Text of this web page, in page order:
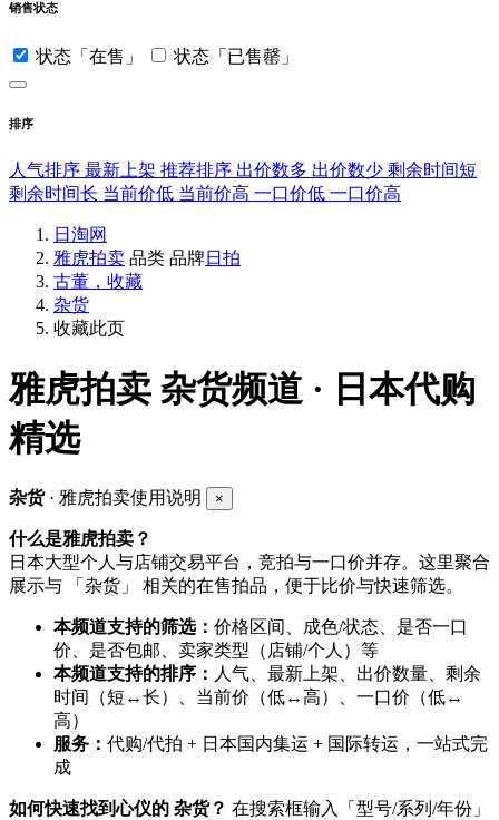
销售状态
状态「在售」 状态「已售罄」
排序
人气排序 最新上架 推荐排序 出价数多 出价数少 剩余时间短
剩余时间长 当前价低 当前价高 一口价低 一口价高
日淘网
雅虎拍卖 品类 品牌日拍
古董，收藏
杂货
收藏此页
雅虎拍卖 杂货频道 · 日本代购
精选
杂货· 雅虎拍卖使用说明 ×
什么是雅虎拍卖？
日本大型个人与店铺交易平台，竞拍与一口价并存。这里聚合
展示与 「杂货」 相关的在售拍品，便于比价与快速筛选。
本频道支持的筛选： 价格区间、成色/状态、是否一口
价、是否包邮、卖家类型（店铺/个人）等
本频道支持的排序： 人气、最新上架、出价数量、剩余
时间（短↔长）、当前价（低↔高）、一口价（低↔
高）
服务： 代购/代拍 + 日本国内集运 + 国际转运，一站式完
成
如何快速找到心仪的 杂货？ 在搜索框输入「型号/系列/年份」